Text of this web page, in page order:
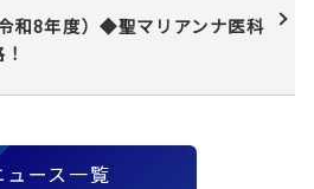
和8年度）◆聖マリアンナ医科
ュース一覧